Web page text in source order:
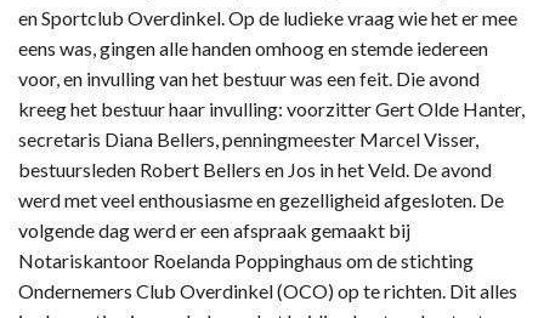
en Sportclub Overdinkel. Op de ludieke vraag wie het er mee
eens was, gingen alle handen omhoog en stemde iedereen
voor, en invulling van het bestuur was een feit. Die avond
kreeg het bestuur haar invulling: voorzitter Gert Olde Hanter,
secretaris Diana Bellers, penningmeester Marcel Visser,
bestuursleden Robert Bellers en Jos in het Veld. De avond
werd met veel enthousiasme en gezelligheid afgesloten. De
volgende dag werd er een afspraak gemaakt bij
Notariskantoor Roelanda Poppinghaus om de stichting
Ondernemers Club Overdinkel (OCO) op te richten. Dit alles